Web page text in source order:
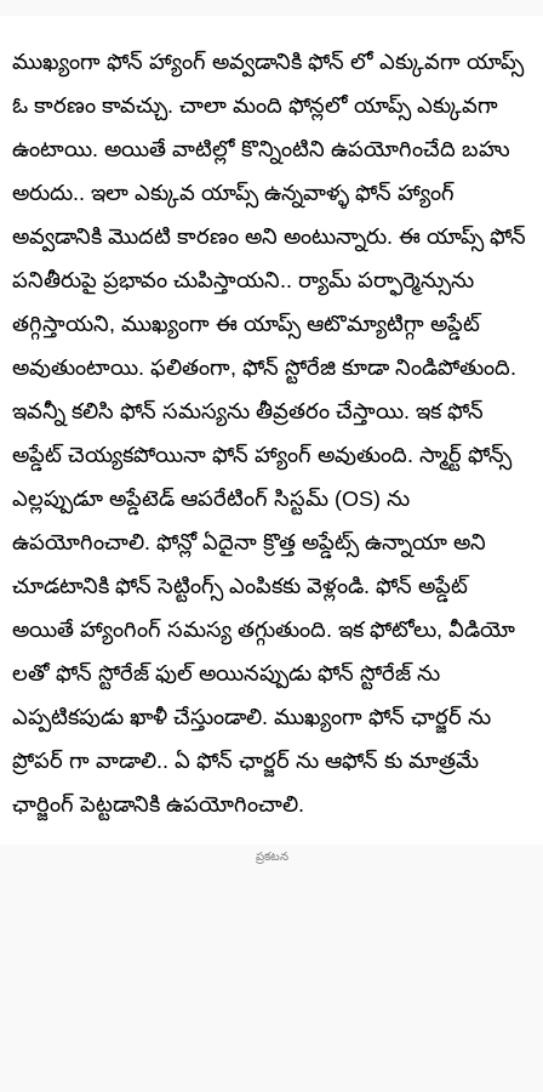
ముఖ్యంగా ఫోన్ హ్యాంగ్ అవ్వడానికి ఫోన్ లో ఎక్కువగా యాప్స్
ఓ కారణం కావచ్చు. చాలా మంది ఫోన్లలో యాప్స్ ఎక్కువగా
ఉంటాయి. అయితే వాటిల్లో కొన్నింటిని ఉపయోగించేది బహు
అరుదు.. ఇలా ఎక్కువ యాప్స్ ఉన్నవాళ్ళ ఫోన్ హ్యాంగ్
అవ్వడానికి మొదటి కారణం అని అంటున్నారు. ఈ యాప్స్ ఫోన్
పనితీరుపై ప్రభావం చుపిస్తాయని.. ర్యామ్ పర్ఫార్మెన్సును
తగ్గిస్తాయని, ముఖ్యంగా ఈ యాప్స్ ఆటొమ్యాటిగ్గా అప్డేట్
అవుతుంటాయి. ఫలితంగా, ఫోన్ స్టోరేజి కూడా నిండిపోతుంది.
ఇవన్నీ కలిసి ఫోన్ సమస్యను తీవ్రతరం చేస్తాయి. ఇక ఫోన్
అప్డేట్ చెయ్యకపోయినా ఫోన్ హ్యాంగ్ అవుతుంది. స్మార్ట్ ఫోన్స్
ఎల్లప్పుడూ అప్డేటెడ్ ఆపరేటింగ్ సిస్టమ్ (OS) ను
ఉపయోగించాలి. ఫోన్లో ఏదైనా క్రొత్త అప్డేట్స్ ఉన్నాయా అని
చూడటానికి ఫోన్ సెట్టింగ్స్ ఎంపికకు వెళ్లండి. ఫోన్ అప్డేట్
అయితే హ్యాంగింగ్ సమస్య తగ్గుతుంది. ఇక ఫోటోలు, వీడియో
లతో ఫోన్ స్టోరేజ్ ఫుల్ అయినప్పుడు ఫోన్ స్టోరేజ్ ను
ఎప్పటికపుడు ఖాళీ చేస్తుండాలి. ముఖ్యంగా ఫోన్ ఛార్జర్ ను
ప్రోపర్ గా వాడాలి.. ఏ ఫోన్ ఛార్జర్ ను ఆఫోన్ కు మాత్రమే
ఛార్జింగ్ పెట్టడానికి ఉపయోగించాలి.